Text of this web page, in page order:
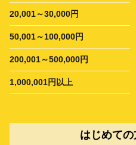
20,001～30,000円
50,001～100,000円
200,001～500,000円
1,000,001円以上
はじめて